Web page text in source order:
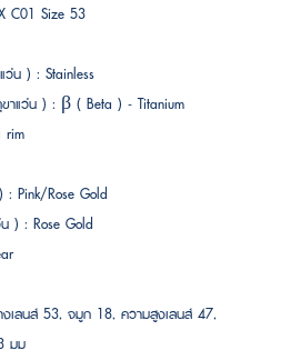
C01 Size 53
ว่น ) : Stainless
ขาแว่น ) : β ( Beta ) - Titanium
rim
: Pink/Rose Gold
น ) : Rose Gold
เลนส์ 53, จมูก 18, ความสูงเลนส์ 47,
มม